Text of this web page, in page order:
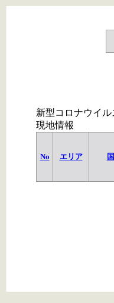
新型コロナウイ
現地情報
No エリア